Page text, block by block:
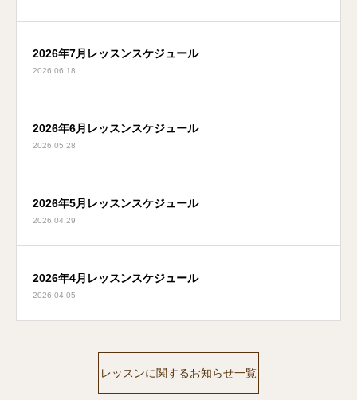
2026年7月レッスンスケジュール
2026.06.18
2026年6月レッスンスケジュール
2026.05.28
2026年5月レッスンスケジュール
2026.04.29
2026年4月レッスンスケジュール
2026.04.05
レッスンに関するお知らせ一覧